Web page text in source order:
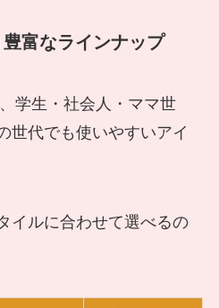
富なラインナップ
学生・社会人・ママ世
世代でも使いやすいアイ
イルに合わせて選べるの